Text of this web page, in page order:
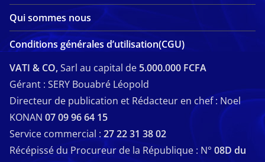
Qui sommes nous
Conditions générales d’utilisation(CGU)
VATI & CO,Sarl au capital de 5.000.000 FCFA
Gérant : SERY Bouabré Léopold
Directeur de publication et Rédacteur en chef : Noel
KONAN 07 09 96 64 15
Service commercial :27 22 31 38 02
Récépissé du Procureur de la République : N° 08D du